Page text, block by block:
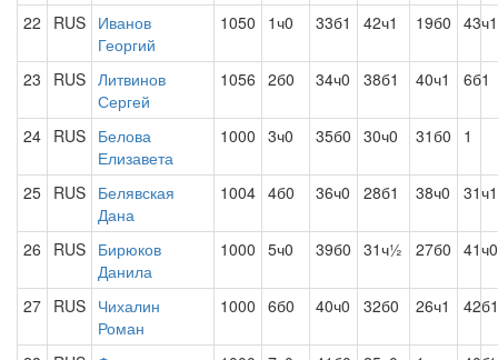
22 RUS Иванов
Георгий
1050 1ч0 33б1 42ч1 19б0 43ч1
23 RUS Литвинов
Сергей
1056 2б0 34ч0 38б1 40ч1 6б1
24 RUS Белова
Елизавета
1000 3ч0 35б0 30ч0 31б0 1
25 RUS Белявская
Дана
1004 4б0 36ч0 28б1 38ч0 31ч1
26 RUS Бирюков
Данила
1000 5ч0 39б0 31ч½ 27б0 41ч0
27 RUS Чихалин
Роман
1000 6б0 40ч0 32б0 26ч1 42б1